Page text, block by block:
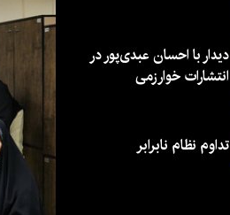
دیدار با احسان عبدی‌پور در
انتشارات خوارزمی
تداوم نظام نابرابر